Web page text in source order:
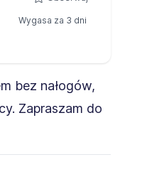
Wygasa za 3 dni
bez nałogów,
Zapraszam do